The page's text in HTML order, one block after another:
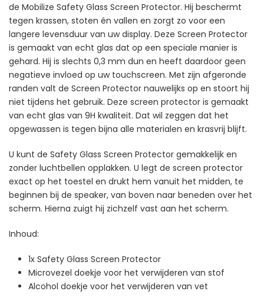
de Mobilize Safety Glass Screen Protector. Hij beschermt
tegen krassen, stoten én vallen en zorgt zo voor een
langere levensduur van uw display. Deze Screen Protector
is gemaakt van echt glas dat op een speciale manier is
gehard. Hij is slechts 0,3 mm dun en heeft daardoor geen
negatieve invloed op uw touchscreen. Met zijn afgeronde
randen valt de Screen Protector nauwelijks op en stoort hij
niet tijdens het gebruik. Deze screen protector is gemaakt
van echt glas van 9H kwaliteit. Dat wil zeggen dat het
opgewassen is tegen bijna alle materialen en krasvrij blijft.
U kunt de Safety Glass Screen Protector gemakkelijk en
zonder luchtbellen opplakken. U legt de screen protector
exact op het toestel en drukt hem vanuit het midden, te
beginnen bij de speaker, van boven naar beneden over het
scherm. Hierna zuigt hij zichzelf vast aan het scherm.
Inhoud:
1x Safety Glass Screen Protector
Microvezel doekje voor het verwijderen van stof
Alcohol doekje voor het verwijderen van vet